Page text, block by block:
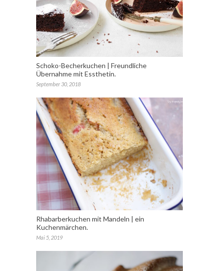
Schoko-Becherkuchen | Freundliche
Übernahme mit Essthetin.
September 30, 2018
Rhabarberkuchen mit Mandeln | ein
Kuchenmärchen.
Mai 5, 2019